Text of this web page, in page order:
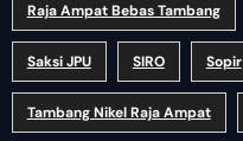
Raja Ampat Bebas Tambang
Saksi JPU SIRO Sopir
Tambang Nikel Raja Ampat